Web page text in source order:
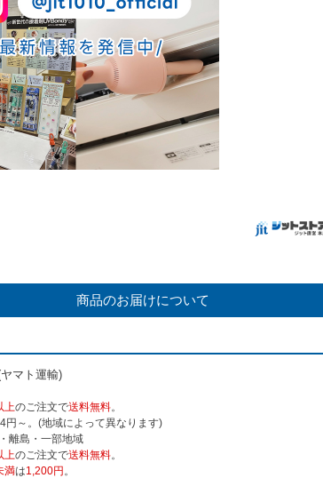
商品のお届けについて
マト運輸)
上のご注文で送料無料。
円～。(地域によって異なります)
離島・一部地域
上のご注文で送料無料。
満は1,200円 。